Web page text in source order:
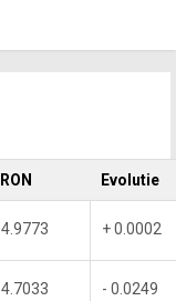
RON Evolutie
4.9773 + 0.0002
4.7033 - 0.0249